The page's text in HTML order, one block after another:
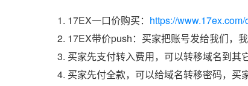
17EX一口价购买： https://
17EX带价push：买家把账号发给我们，
买家先支付转入费用，可以转移域名到其
买家先付全款，可以给域名转移密码，买